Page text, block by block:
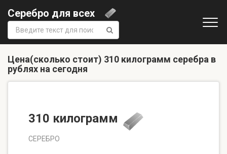
Серебро для всех
Поиск:
Цена(сколько стоит) 310 килограмм серебра в
рублях на сегодня
310 килограмм
СЕРЕБРО